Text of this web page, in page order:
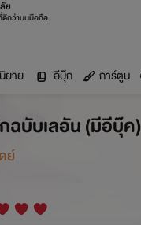
ย
กว่าบนมือถือ
นิยาย อีบุ๊ก การ์ตูน
ฉบับเลอัน (มีอีบุ๊ค)
ย์